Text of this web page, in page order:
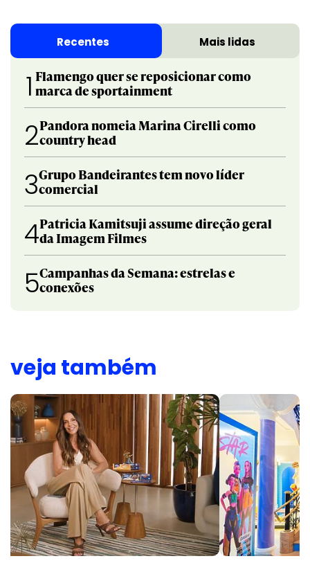
Recentes Mais lidas
1 Flamengo quer se reposicionar como
marca de sportainment
2Pandora nomeia Marina Cirelli como
country head
3Grupo Bandeirantes tem novo líder
comercial
4Patricia Kamitsuji assume direção geral
da Imagem Filmes
5Campanhas da Semana: estrelas e
conexões
veja também